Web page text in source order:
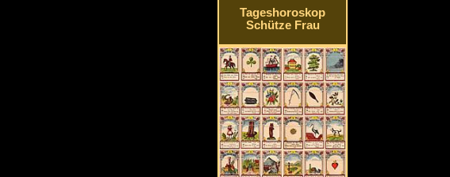
Tageshoroskop
Schütze Frau